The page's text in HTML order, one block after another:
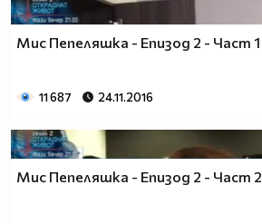
Мис Пепеляшка - Епизод 2 - Част 1
11 687 24.11.2016
Мис Пепеляшка - Епизод 2 - Част 2